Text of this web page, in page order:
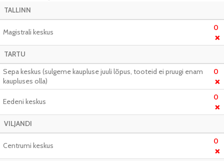
TALLINN
Magistrali keskus 0
❌
TARTU
Sepa keskus (sulgeme kaupluse juuli lõpus, tooteid ei pruugi enam
kaupluses olla)
0
❌
Eedeni keskus 0
❌
VILJANDI
Centrumi keskus 0
❌